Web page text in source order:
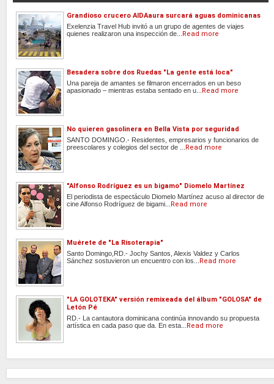
Grandioso crucero AIDAaura surcará aguas dominicanas
Exelenzia Travel Hub invitó a un grupo de agentes de viajes
quienes realizaron una inspección de...
Read more
Besadera sobre dos Ruedas "La gente está loca"
Una pareja de amantes se filmaron encerrados en un beso
apasionado – mientras estaba sentado en u...
Read more
No quieren gasolinera en Bella Vista por seguridad
SANTO DOMINGO.- Residentes, empresarios y funcionarios de
preescolares y colegios del sector de ...
Read more
"Alfonso Rodríguez es un bigamo" Diomelo Martínez
El periodista de espectáculo Diomelo Martínez acuso al director de
cine Alfonso Rodríguez de bigami...
Read more
Muérete de "La Risoterapia"
Santo Domingo,RD.- Jochy Santos, Alexis Valdez y Carlos
Sánchez sostuvieron un encuentro con los...
Read more
"LA GOLOTEKA" versión remixeada del álbum "GOLOSA" de
Letón Pé
RD.- La cantautora dominicana continúa innovando su propuesta
artística en cada paso que da. En esta...
Read more